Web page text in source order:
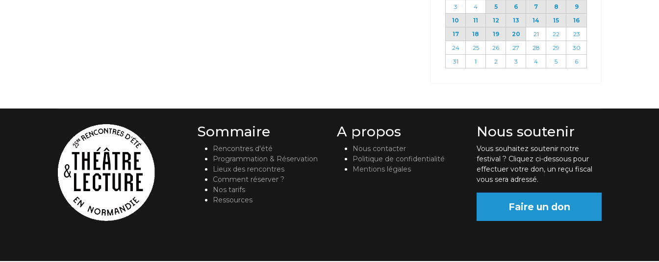
3
4 5 6 7 8
9
10
11 12 13 14 15
16
17
18 19 20 21 22
23
24
25 26 27 28 29
30
31
1 2 3 4 5 6
Sommaire
Rencontres d'été
Programmation & Réservation
Lieux des rencontres
Comment réserver ?
Nos tarifs
Ressources
A propos
Nous contacter
Politique de confidentialité
Mentions légales
Nous soutenir
Vous souhaitez soutenir notre
festival ? Cliquez ci-dessous pour
effectuer votre don, un reçu fiscal
vous sera adressé.
Faire un don